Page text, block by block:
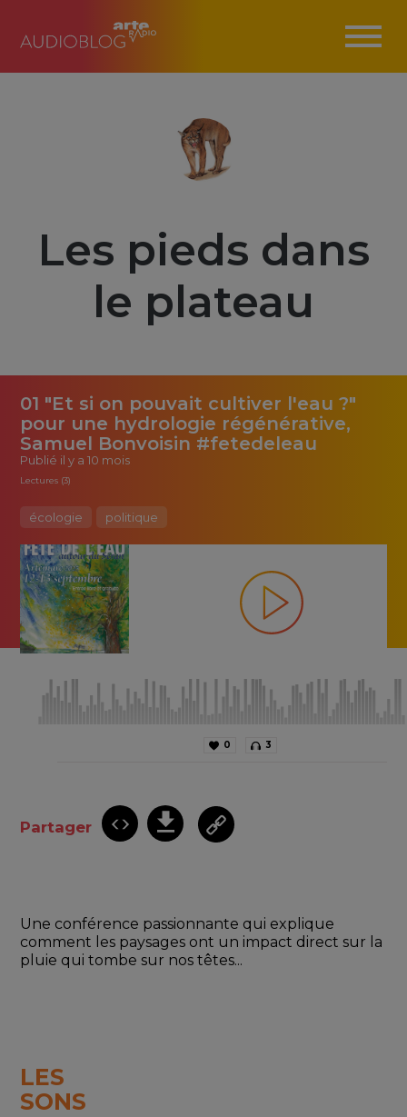
Les pieds dans
le plateau
01 "Et si on pouvait cultiver l'eau ?"
pour une hydrologie régénérative,
Samuel Bonvoisin #fetedeleau
Publié il y a 10 mois
Lectures (3)
écologie politique
0 3
Partager
Une conférence passionnante qui explique
comment les paysages ont un impact direct sur la
pluie qui tombe sur nos têtes...
LES
SONS